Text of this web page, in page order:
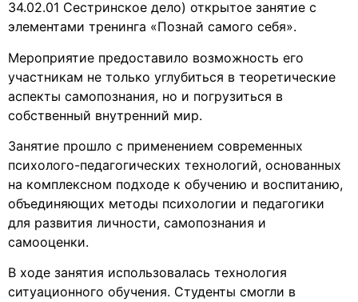
34.02.01 Сестринское дело) открытое занятие с
элементами тренинга «Познай самого себя».
Мероприятие предоставило возможность его
участникам не только углубиться в теоретические
аспекты самопознания, но и погрузиться в
собственный внутренний мир.
Занятие прошло с применением современных
психолого-педагогических технологий, основанных
на комплексном подходе к обучению и воспитанию,
объединяющих методы психологии и педагогики
для развития личности, самопознания и
самооценки.
В ходе занятия использовалась технология
ситуационного обучения. Студенты смогли в